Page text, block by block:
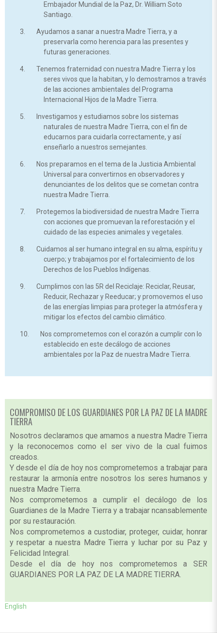
Embajador Mundial de la Paz, Dr. William Soto
Santiago.
Ayudamos a sanar a nuestra Madre Tierra, y a
preservarla como herencia para las presentes y
futuras generaciones.
Tenemos fraternidad con nuestra Madre Tierra y los
seres vivos que la habitan, y lo demostramos a través
de las acciones ambientales del Programa
Internacional Hijos de la Madre Tierra.
Investigamos y estudiamos sobre los sistemas
naturales de nuestra Madre Tierra, con el fin de
educarnos para cuidarla correctamente, y así
enseñarlo a nuestros semejantes.
Nos preparamos en el tema de la Justicia Ambiental
Universal para convertirnos en observadores y
denunciantes de los delitos que se cometan contra
nuestra Madre Tierra.
Protegemos la biodiversidad de nuestra Madre Tierra
con acciones que promuevan la reforestación y el
cuidado de las especies animales y vegetales.
Cuidamos al ser humano integral en su alma, espíritu y
cuerpo; y trabajamos por el fortalecimiento de los
Derechos de los Pueblos Indígenas.
Cumplimos con las 5R del Reciclaje: Reciclar, Reusar,
Reducir, Rechazar y Reeducar; y promovemos el uso
de las energías limpias para proteger la atmósfera y
mitigar los efectos del cambio climático.
Nos comprometemos con el corazón a cumplir con lo
establecido en este decálogo de acciones
ambientales por la Paz de nuestra Madre Tierra.
COMPROMISO DE LOS GUARDIANES POR LA PAZ DE LA MADRE
TIERRA
Nosotros declaramos que amamos a nuestra Madre Tierra
y la reconocemos como el ser vivo de la cual fuimos
creados.
Y desde el día de hoy nos comprometemos a trabajar para
restaurar la armonía entre nosotros los seres humanos y
nuestra Madre Tierra.
Nos comprometemos a cumplir el decálogo de los
Guardianes de la Madre Tierra y a trabajar ncansablemente
por su restauración.
Nos comprometemos a custodiar, proteger, cuidar, honrar
y respetar a nuestra Madre Tierra y luchar por su Paz y
Felicidad Integral.
Desde el día de hoy nos comprometemos a SER
GUARDIANES POR LA PAZ DE LA MADRE TIERRA.
English